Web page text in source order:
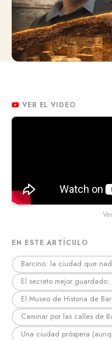
VER EL VIDEO
EN ESTE ARTÍCULO
Barcino: la ciudad que
El secreto mejor
El Museo de Historia de
Caminar por las calles de
Una ciudad próspera